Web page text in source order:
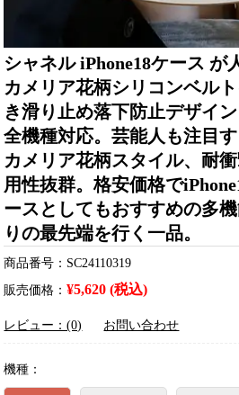
シャネル iPhone18ケース が
カメリア花柄シリコンベル
き滑り止め落下防止デザイ
全機種対応。芸能人も注目
カメリア花柄スタイル、耐
用性抜群。格安価格で
ースとしてもおすすめの多
りの最先端を行く一品。
商品番号：SC24110319
販売価格：¥5,620 (税込)
レビュー：(0) お問い合わせ
機種：